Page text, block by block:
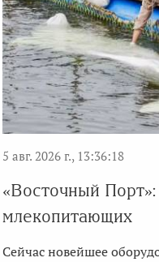
5 авг. 2026 г., 13:36:18
«Восточный
млекопитающих
Сейчас новейшее